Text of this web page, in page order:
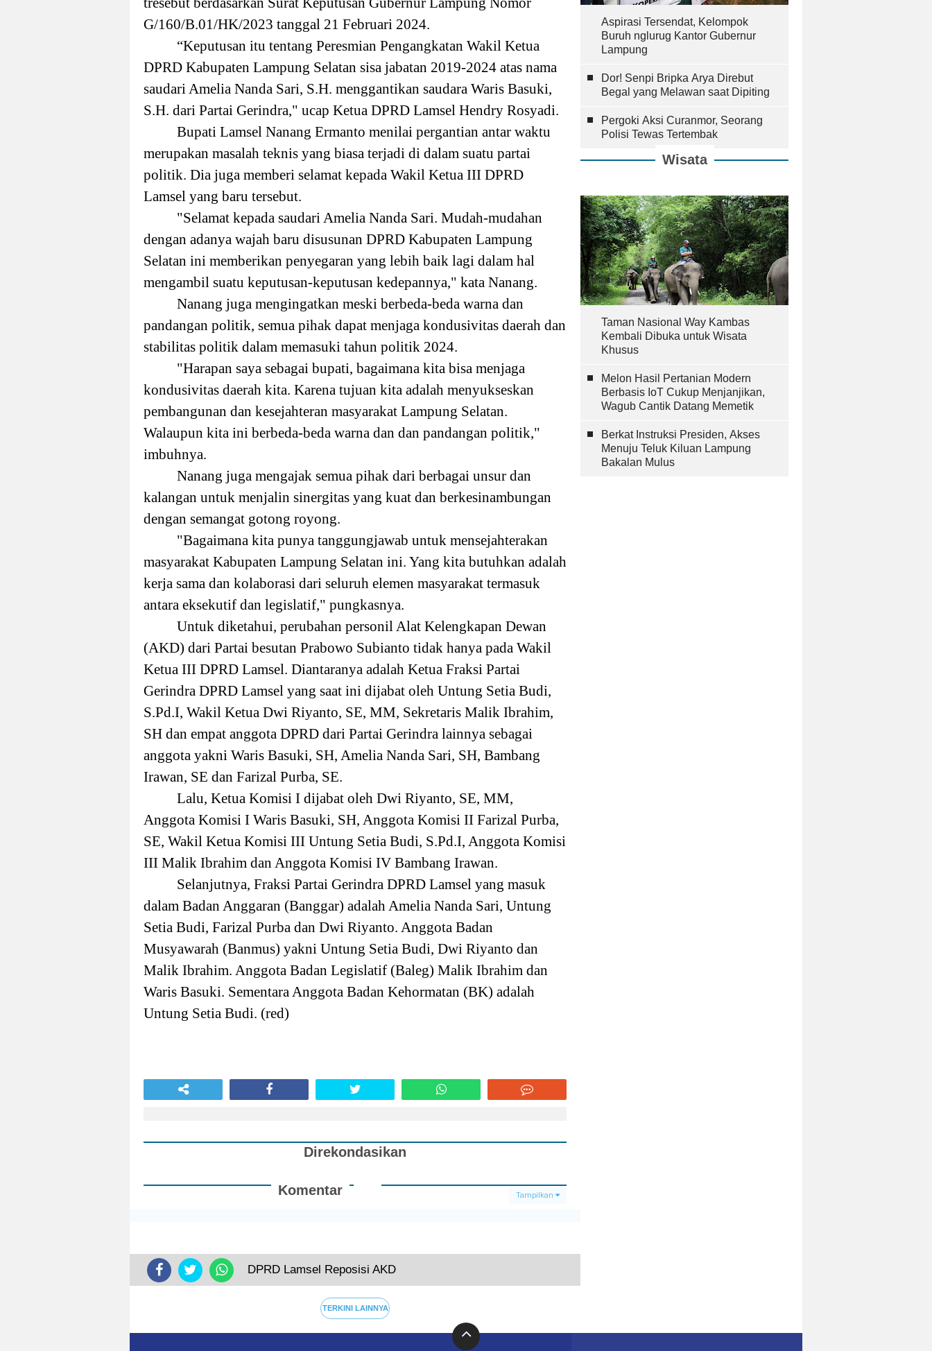
G/160/B.01/HK/2023 tanggal 21 Februari 2024.
“Keputusan itu tentang Peresmian Pengangkatan Wakil Ketua
DPRD Kabupaten Lampung Selatan sisa jabatan 2019-2024 atas nama
saudari Amelia Nanda Sari, S.H. menggantikan saudara Waris Basuki,
S.H. dari Partai Gerindra," ucap Ketua DPRD Lamsel Hendry Rosyadi.
Bupati Lamsel Nanang Ermanto menilai pergantian antar waktu
merupakan masalah teknis yang biasa terjadi di dalam suatu partai
politik. Dia juga memberi selamat kepada Wakil Ketua III DPRD
Lamsel yang baru tersebut.
"Selamat kepada saudari Amelia Nanda Sari. Mudah-mudahan
dengan adanya wajah baru disusunan DPRD Kabupaten Lampung
Selatan ini memberikan penyegaran yang lebih baik lagi dalam hal
mengambil suatu keputusan-keputusan kedepannya," kata Nanang.
Nanang juga mengingatkan meski berbeda-beda warna dan
pandangan politik, semua pihak dapat menjaga kondusivitas daerah dan
stabilitas politik dalam memasuki tahun politik 2024.
"Harapan saya sebagai bupati, bagaimana kita bisa menjaga
kondusivitas daerah kita. Karena tujuan kita adalah menyukseskan
pembangunan dan kesejahteran masyarakat Lampung Selatan.
Walaupun kita ini berbeda-beda warna dan dan pandangan politik,"
imbuhnya.
Nanang juga mengajak semua pihak dari berbagai unsur dan
kalangan untuk menjalin sinergitas yang kuat dan berkesinambungan
dengan semangat gotong royong.
"Bagaimana kita punya tanggungjawab untuk mensejahterakan
masyarakat Kabupaten Lampung Selatan ini. Yang kita butuhkan adalah
kerja sama dan kolaborasi dari seluruh elemen masyarakat termasuk
antara eksekutif dan legislatif," pungkasnya.
Untuk diketahui, perubahan personil Alat Kelengkapan Dewan
(AKD) dari Partai besutan Prabowo Subianto tidak hanya pada Wakil
Ketua III DPRD Lamsel. Diantaranya adalah Ketua Fraksi Partai
Gerindra DPRD Lamsel yang saat ini dijabat oleh Untung Setia Budi,
S.Pd.I, Wakil Ketua Dwi Riyanto, SE, MM, Sekretaris Malik Ibrahim,
SH dan empat anggota DPRD dari Partai Gerindra lainnya sebagai
anggota yakni Waris Basuki, SH, Amelia Nanda Sari, SH, Bambang
Irawan, SE dan Farizal Purba, SE.
Lalu, Ketua Komisi I dijabat oleh Dwi Riyanto, SE, MM,
Anggota Komisi I Waris Basuki, SH, Anggota Komisi II Farizal Purba,
SE, Wakil Ketua Komisi III Untung Setia Budi, S.Pd.I, Anggota Komisi
III Malik Ibrahim dan Anggota Komisi IV Bambang Irawan.
Selanjutnya, Fraksi Partai Gerindra DPRD Lamsel yang masuk
dalam Badan Anggaran (Banggar) adalah Amelia Nanda Sari, Untung
Setia Budi, Farizal Purba dan Dwi Riyanto. Anggota Badan
Musyawarah (Banmus) yakni Untung Setia Budi, Dwi Riyanto dan
Malik Ibrahim. Anggota Badan Legislatif (Baleg) Malik Ibrahim dan
Waris Basuki. Sementara Anggota Badan Kehormatan (BK) adalah
Untung Setia Budi. (red)
Direkondasikan
Komentar Tampilkan
DPRD Lamsel Reposisi AKD
Terkini
TERKINI LAINNYA
Aspirasi Tersendat, Kelompok
Buruh nglurug Kantor Gubernur
Lampung
Dor! Senpi Bripka Arya Direbut
Begal yang Melawan saat Dipiting
Pergoki Aksi Curanmor, Seorang
Polisi Tewas Tertembak
Wisata
Taman Nasional Way Kambas
Kembali Dibuka untuk Wisata
Khusus
Melon Hasil Pertanian Modern
Berbasis IoT Cukup Menjanjikan,
Wagub Cantik Datang Memetik
Berkat Instruksi Presiden, Akses
Menuju Teluk Kiluan Lampung
Bakalan Mulus